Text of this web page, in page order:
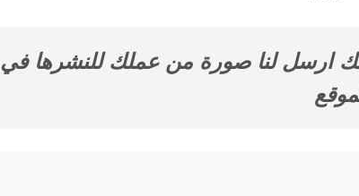
لنا صورة من عملك للنشرها في